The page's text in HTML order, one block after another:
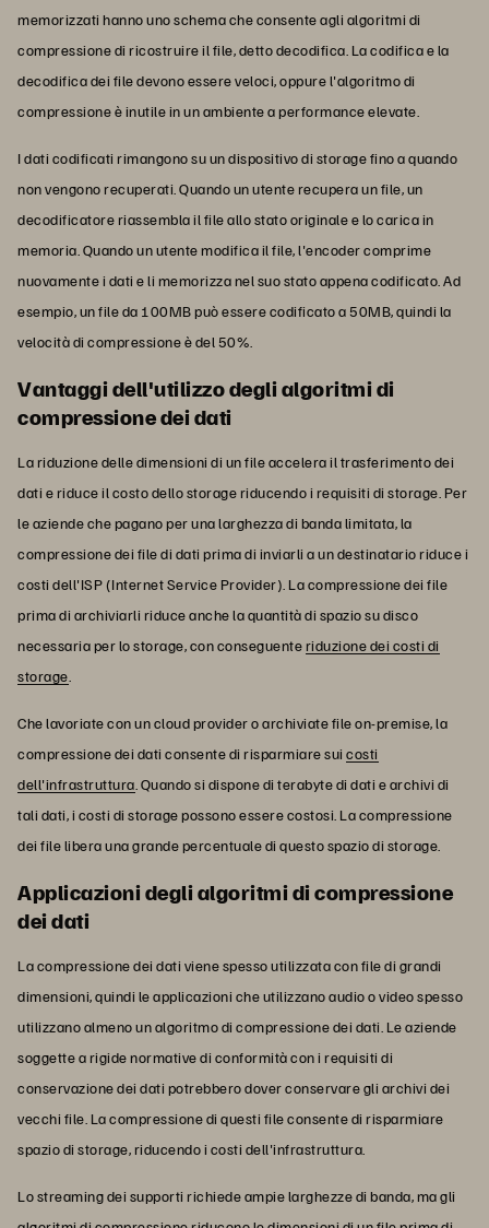
memorizzati hanno uno schema che consente agli algoritmi di
compressione di ricostruire il file, detto decodifica. La codifica e la
decodifica dei file devono essere veloci, oppure l'algoritmo di
compressione è inutile in un ambiente a performance elevate.
I dati codificati rimangono su un dispositivo di storage fino a quando
non vengono recuperati. Quando un utente recupera un file, un
decodificatore riassembla il file allo stato originale e lo carica in
memoria. Quando un utente modifica il file, l'encoder comprime
nuovamente i dati e li memorizza nel suo stato appena codificato. Ad
esempio, un file da 100MB può essere codificato a 50MB, quindi la
velocità di compressione è del 50%.
Vantaggi dell'utilizzo degli algoritmi di
compressione dei dati
La riduzione delle dimensioni di un file accelera il trasferimento dei
dati e riduce il costo dello storage riducendo i requisiti di storage. Per
le aziende che pagano per una larghezza di banda limitata, la
compressione dei file di dati prima di inviarli a un destinatario riduce i
costi dell'ISP (Internet Service Provider). La compressione dei file
prima di archiviarli riduce anche la quantità di spazio su disco
necessaria per lo storage, con conseguenteriduzione dei costi di
storage.
Che lavoriate con un cloud provider o archiviate file on-premise, la
compressione dei dati consente di risparmiare sui costi
dell'infrastruttura. Quando si dispone di terabyte di dati e archivi di
tali dati, i costi di storage possono essere costosi. La compressione
dei file libera una grande percentuale di questo spazio di storage.
Applicazioni degli algoritmi di compressione
dei dati
La compressione dei dati viene spesso utilizzata con file di grandi
dimensioni, quindi le applicazioni che utilizzano audio o video spesso
utilizzano almeno un algoritmo di compressione dei dati. Le aziende
soggette a rigide normative di conformità con i requisiti di
conservazione dei dati potrebbero dover conservare gli archivi dei
vecchi file. La compressione di questi file consente di risparmiare
spazio di storage, riducendo i costi dell'infrastruttura.
Lo streaming dei supporti richiede ampie larghezze di banda, ma gli